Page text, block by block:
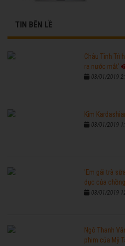
TIN BÊN LỀ
Châu Tinh Trì
ra nước mắt'
03/01/2019
Kim
03/01/2019
'Em gái trà
dục của chồng
03/01/2019
Ngô Thanh
phim của Mỹ